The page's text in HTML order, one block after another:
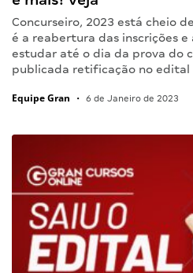
Concurseiro, 2023 está cheio
é a reabertura das inscrições
estudar até o dia da prova do
publicada retificação no edital
Equipe Gran • 6 de Janeiro de 2023